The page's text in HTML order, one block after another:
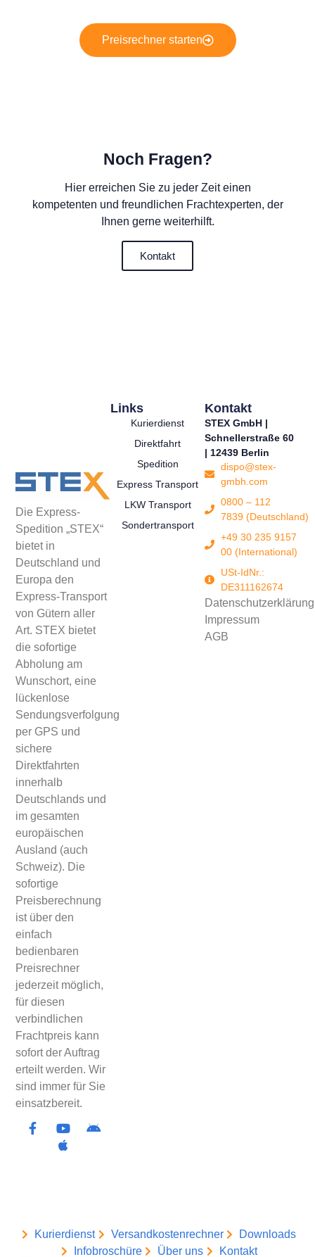
Preisrechner starten
Noch Fragen?
Hier erreichen Sie zu jeder Zeit einen
kompetenten und freundlichen Frachtexperten, der
Ihnen gerne weiterhilft.
Kontakt
Die Express-
Spedition „STEX“
bietet in
Deutschland und
Europa den
Express-Transport
von Gütern aller
Art. STEX bietet
die sofortige
Abholung am
Wunschort, eine
lückenlose
Sendungsverfolgung
per GPS und
sichere
Direktfahrten
innerhalb
Deutschlands und
im gesamten
europäischen
Ausland (auch
Schweiz). Die
sofortige
Preisberechnung
ist über den
einfach
bedienbaren
Preisrechner
jederzeit möglich,
für diesen
verbindlichen
Frachtpreis kann
sofort der Auftrag
erteilt werden. Wir
sind immer für Sie
einsatzbereit.
Links
Kurierdienst
Direktfahrt
Spedition
Express Transport
LKW Transport
Sondertransport
Kontakt
STEX GmbH |
Schnellerstraße 60
| 12439 Berlin
dispo@stex-
gmbh.com
0800 – 112
7839 (Deutschland)
+49 30 235 9157
00 (International)
USt-IdNr.:
DE311162674
Datenschutzerklärung
Impressum
AGB
Kurierdienst Versandkostenrechner
Downloads
Infobroschüre
Über uns Kontakt